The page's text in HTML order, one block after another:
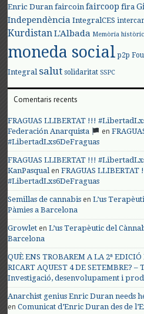
Enric Duran faircoin faircoop fira
Independència IntegralCES
KurdistanL'Albada Memòria
moneda social p2p
Integral salut solidaritat SSPC
Comentaris recents
FRAGUAS LLIBERTAT !!!
Federación Anarquista
en
#LibertadLxs6DeFraguas
FRAGUAS LLIBERTAT !!!
KanPasqualenFRAGUAS LLIBERTAT
#LibertadLxs6DeFraguas
Semillas de cannabis enL’us
Pàmies a Barcelona
Growlet enL’us Terapèutic del
Barcelona
QUÈ ENS TROBAREM A LA 2ª
RICART AQUEST 4 DE SETEMBRE?
Investigació, desenvolupament i
Anarchist genius Enric Duran needs
enComunicat d’Enric Duran des de